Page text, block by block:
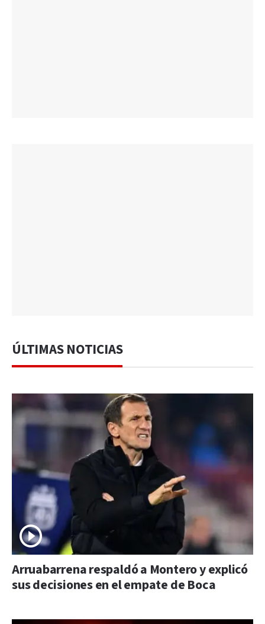
ÚLTIMAS NOTICIAS
Arruabarrena respaldó a Montero y explicó
sus decisiones en el empate de Boca